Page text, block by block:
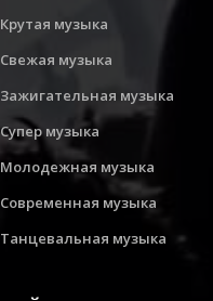
Крутая музыка
Свежая музыка
Зажигательная музыка
Супер музыка
Молодежная музыка
Современная музыка
Танцевальная музыка